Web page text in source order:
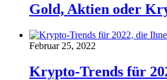
Gold, Aktien oder
Februar 25, 2022
Krypto-Trends für